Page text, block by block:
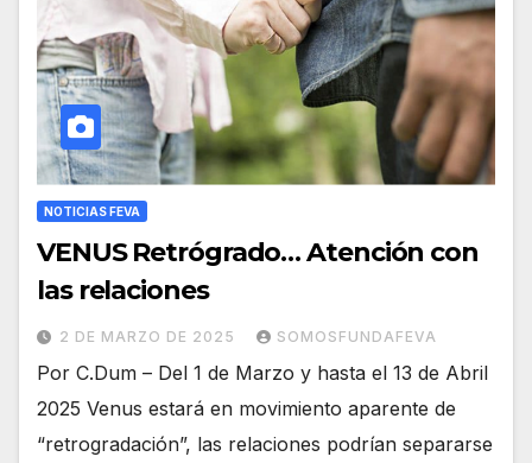
NOTICIAS FEVA
VENUS Retrógrado… Atención con
las relaciones
2 DE MARZO DE 2025 SOMOSFUNDAFEVA
Por C.Dum – Del 1 de Marzo y hasta el 13 de Abril
2025 Venus estará en movimiento aparente de
“retrogradación”, las relaciones podrían separarse